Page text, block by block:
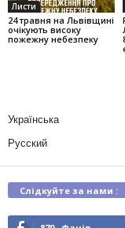
Листи
24 травня на Львівщині
очікують високу
пожежну небезпеку
Українська
Русский
Слідкуйте за нами :